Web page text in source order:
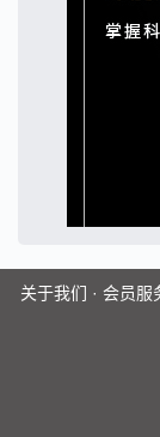
关于我们 · 会员服